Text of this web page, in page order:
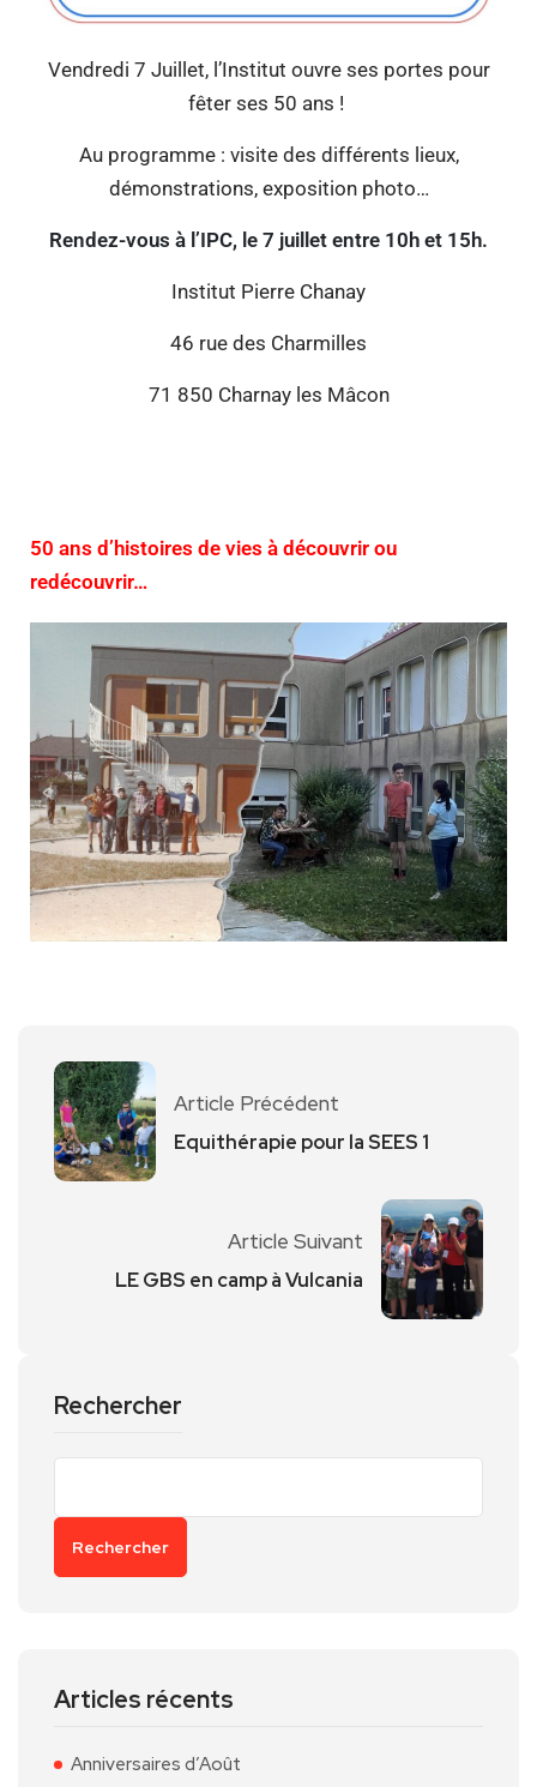
Vendredi 7 Juillet, l’Institut ouvre ses portes pour
fêter ses 50 ans !
Au programme : visite des différents lieux,
démonstrations, exposition photo…
Rendez-vous à l’IPC, le 7 juillet entre 10h et 15h.
Institut Pierre Chanay
46 rue des Charmilles
71 850 Charnay les Mâcon
50 ans d’histoires de vies à découvrir ou
redécouvrir…
Article Précédent
Equithérapie pour la SEES 1
Article Suivant
LE GBS en camp à Vulcania
Rechercher
Rechercher
Articles récents
Anniversaires d’Août